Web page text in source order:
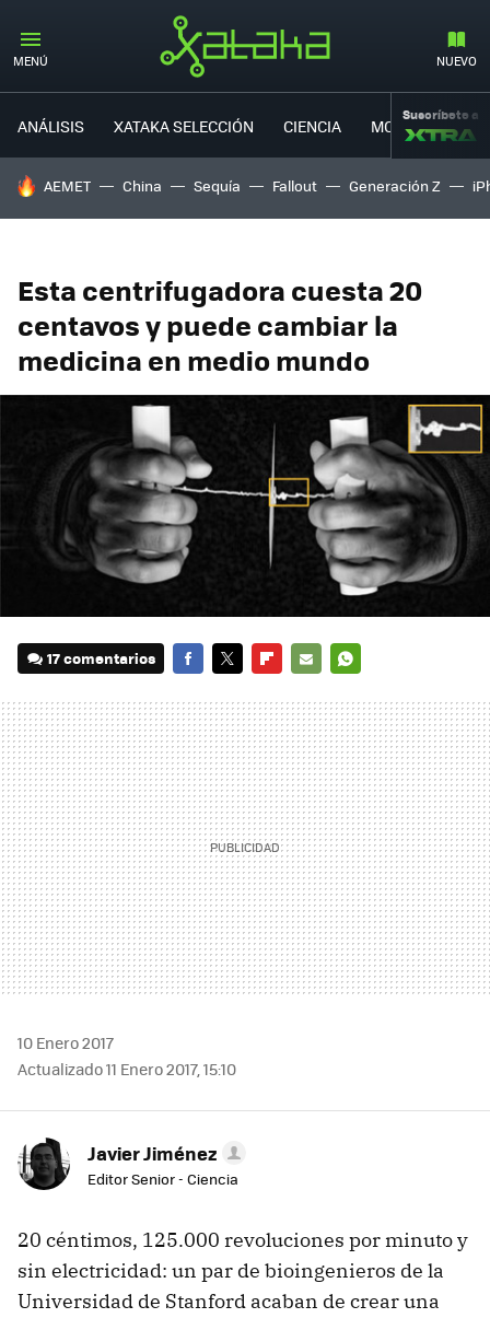
MENÚ NUEVO
ANÁLISIS XATAKA SELECCIÓN CIENCIA MOVILIDAD
Suscríbete a
HOY SE HABLA DE
AEMET China Sequía Fallout Generación Z
Esta centrifugadora cuesta 20
centavos y puede cambiar la
medicina en medio mundo
17 comentarios
MAIL
10 Enero 2017
Actualizado 11 Enero 2017, 15:10
Javier Jiménez
Editor Senior - Ciencia
20 céntimos, 125.000 revoluciones por minuto y
sin electricidad: un par de bioingenieros de la
Universidad de Stanford acaban de crear una